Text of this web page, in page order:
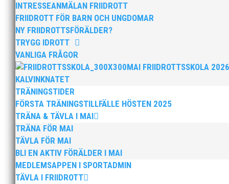
INTRESSEANMÄLAN FRIIDROTT
FRIIDROTT FÖR BARN OCH UNGDOMAR
NY FRIIDROTTSFÖRÄLDER?
TRYGG IDROTT
VANLIGA FRÅGOR
MAI FRIIDROTTSSKOLA 2026
KALVINKNATET
TRÄNINGSTIDER
FÖRSTA TRÄNINGSTILLFÄLLE HÖSTEN 2025
TRÄNA & TÄVLA I MAI
TRÄNA FÖR MAI
TÄVLA FÖR MAI
BLI EN AKTIV FÖRÄLDER I MAI
MEDLEMSAPPEN I SPORTADMIN
TÄVLA I FRIIDROTT
Välkommen till MAI-
aug 26, 2014|